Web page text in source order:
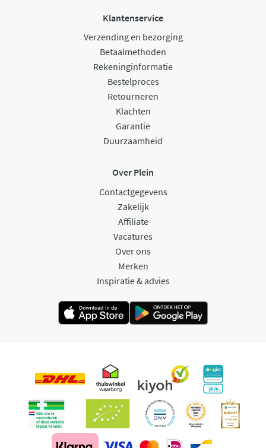
Klantenservice
Verzending en bezorging
Betaalmethoden
Rekeninginformatie
Bestelproces
Retourneren
Klachten
Garantie
Duurzaamheid
Over Plein
Contactgegevens
Zakelijk
Affiliate
Vacatures
Over ons
Merken
Inspiratie & advies